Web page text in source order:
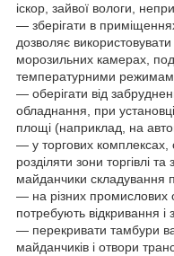
іскор, зайвої вологи,
— зберігати в
дозволяє
морозильних камерах,
температурними
— оберігати від
обладнання, при
площі (наприклад, на
— у торгових комплексах,
розділяти зони торгівлі
майданчики складування
— на різних промислових
потребують відкривання і
— перекривати тамбури
майданчиків і отвори